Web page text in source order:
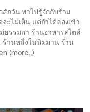
กวัน พาไปรู้จักกับร้าน
จะไม่เห็น แต่ถ้าได้ลองเข้า
ธรรมดา ร้านอาหารสไตล์
ร้านหนึ่งในนิมมาน ร้าน
(more…)